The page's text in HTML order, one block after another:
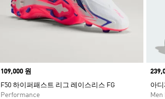
Price
109,000 원
F50 하이퍼패스트 리그 레이스리스 FG
Performance
아디